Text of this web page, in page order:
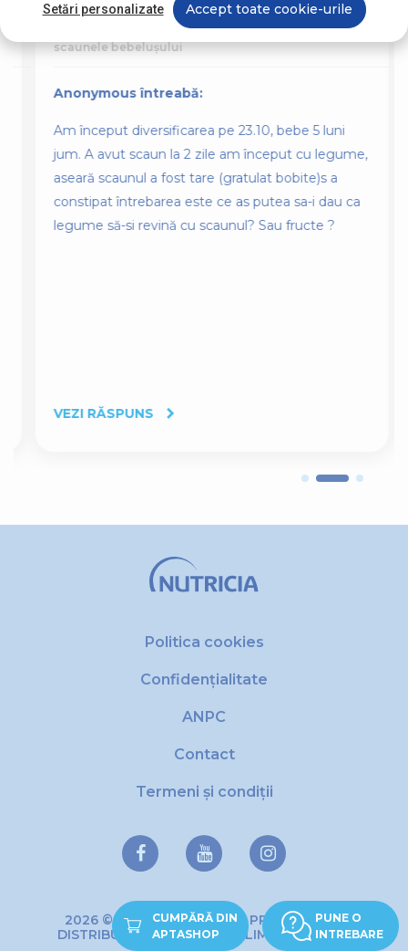
PUNE O
INTREBARE
Nutriția Bebelușului
scaunele bebelușului
Anonymous întreabă:
Am început diversificarea pe 23.10, bebe 5 luni
jum. A avut scaun la 2 zile am început cu legume,
aseară scaunul a fost tare (gratulat bobite)s a
constipat întrebarea este ce as putea sa-i dau ca
legume să-si revină cu scaunul? Sau fructe ?
VEZI RĂSPUNS
Politica cookies
Confidențialitate
ANPC
Contact
Termeni și condiții
2026 © Copyright DANONE PRODUCTIE SI
DISTRIBUTIE DE PRODUSE ALIMENTARE SRL
CUMPĂRĂ DIN
APTASHOP
Setări personalizate Accept toate cookie-urile